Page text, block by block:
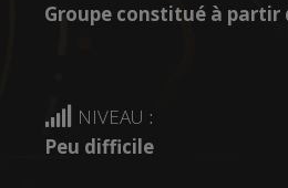
Groupe constitué à partir
NIVEAU :
Peu difficile